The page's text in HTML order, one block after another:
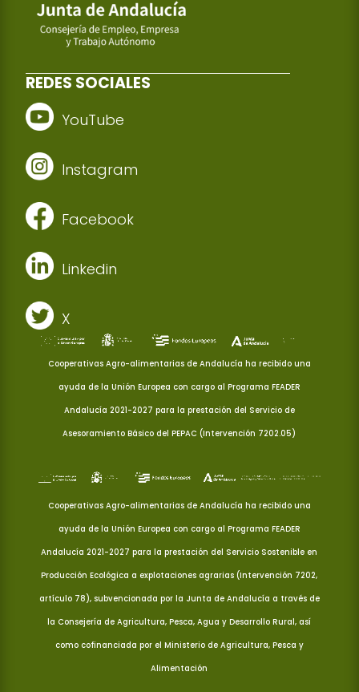
REDES SOCIALES
YouTube
Instagram
Facebook
Linkedin
X
Cooperativas Agro-alimentarias de Andalucía ha recibido una
ayuda de la Unión Europea con cargo al Programa FEADER
Andalucía 2021-2027 para la prestación del Servicio de
Asesoramiento Básico del PEPAC (Intervención 7202.05)
Cooperativas Agro-alimentarias de Andalucía ha recibido una
ayuda de la Unión Europea con cargo al Programa FEADER
Andalucía 2021-2027 para la prestación del Servicio Sostenible en
Producción Ecológica a explotaciones agrarias (Intervención 7202,
artículo 78), subvencionada por la Junta de Andalucía a través de
la Consejería de Agricultura, Pesca, Agua y Desarrollo Rural, así
como cofinanciada por el Ministerio de Agricultura, Pesca y
Alimentación